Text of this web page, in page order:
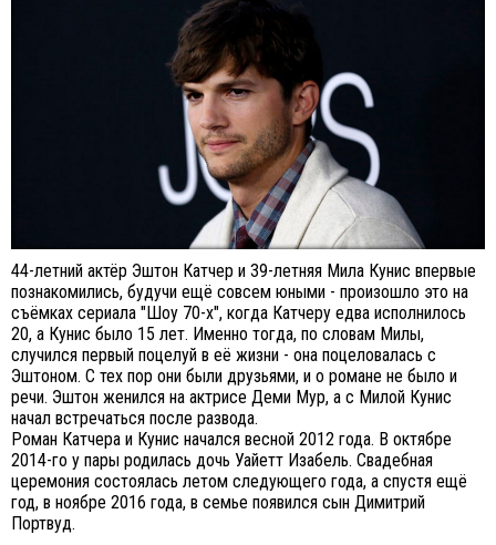
44-летний актёр Эштон Катчер и 39-летняя Мила Кунис впервые
познакомились, будучи ещё совсем юными - произошло это на
съёмках сериала "Шоу 70-х", когда Катчеру едва исполнилось
20, а Кунис было 15 лет. Именно тогда, по словам Милы,
случился первый поцелуй в её жизни - она поцеловалась с
Эштоном. С тех пор они были друзьями, и о романе не было и
речи. Эштон женился на актрисе Деми Мур, а с Милой Кунис
начал встречаться после развода.
Роман Катчера и Кунис начался весной 2012 года. В октябре
2014-го у пары родилась дочь Уайетт Изабель. Свадебная
церемония состоялась летом следующего года, а спустя ещё
год, в ноябре 2016 года, в семье появился сын Димитрий
Портвуд.